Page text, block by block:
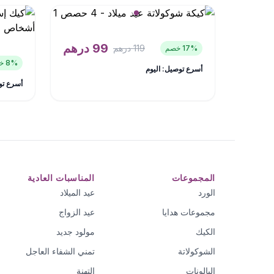
17% خصم 119درهم 99 درهم
أسرع توصيل: اليوم
8% خصم
أسرع
المجموعات
الورد
مجموعات هدايا
الكيك
الشوكولاتة
البالونات
المناسبات العادية
عيد الميلاد
عيد الزواج
مولود جديد
تمني الشفاء العاجل
التهنة